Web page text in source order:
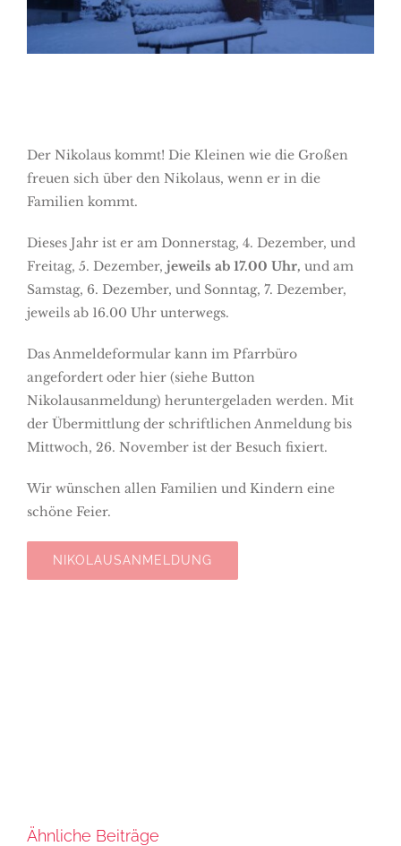
Der Nikolaus kommt! Die Kleinen wie die Großen
freuen sich über den Nikolaus, wenn er in die
Familien kommt.
Dieses Jahr ist er am Donnerstag, 4. Dezember, und
Freitag, 5. Dezember, jeweils ab 17.00 Uhr, und am
Samstag, 6. Dezember, und Sonntag, 7. Dezember,
jeweils ab 16.00 Uhr unterwegs.
Das Anmeldeformular kann im Pfarrbüro
angefordert oder hier (siehe Button
Nikolausanmeldung) heruntergeladen werden. Mit
der Übermittlung der schriftlichen Anmeldung bis
Mittwoch, 26. November ist der Besuch fixiert.
Wir wünschen allen Familien und Kindern eine
schöne Feier.
NIKOLAUSANMELDUNG
Ähnliche Beiträge